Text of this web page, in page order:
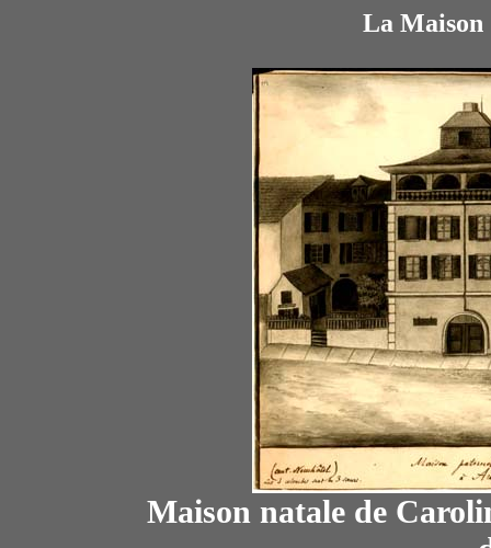
La Maison
Maison natale de